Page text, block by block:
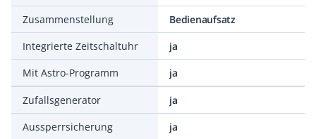
Zusammenstellung
Bedienaufsatz
Integrierte Zeitschaltuhr
ja
Mit Astro-Programm
ja
Zufallsgenerator
ja
Aussperrsicherung
ja